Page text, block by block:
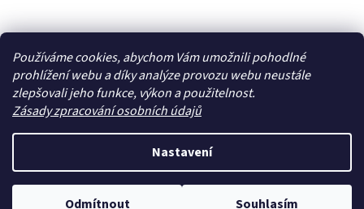
Používáme cookies, abychom Vám umožnili pohodlné
prohlížení webu a díky analýze provozu webu neustále
zlepšovali jeho funkce, výkon a použitelnost.
Zásady zpracování osobních údajů
Nastavení
Odmítnout Souhlasím
Zboží.cz Heureka.cz
Vytvořil Shoptet
Copyright 2026 . Všechna práva vyhrazena.